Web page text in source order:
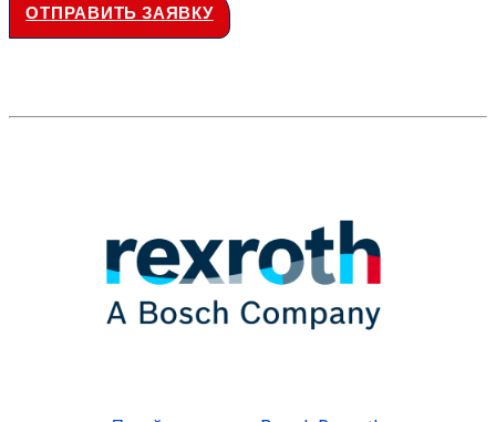
ОТПРАВИТЬ ЗАЯВКУ